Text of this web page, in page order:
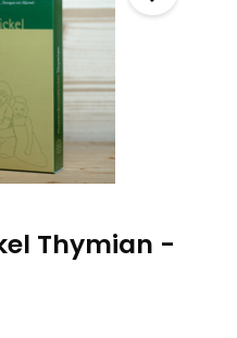
Thymian -